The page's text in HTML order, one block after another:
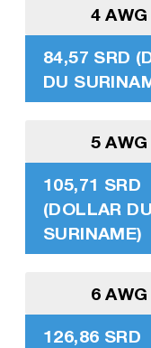
4
84,57 SRD
DU
5
105,71 SRD
(DOLLAR DU
SURINAME)
6
126,86 SRD